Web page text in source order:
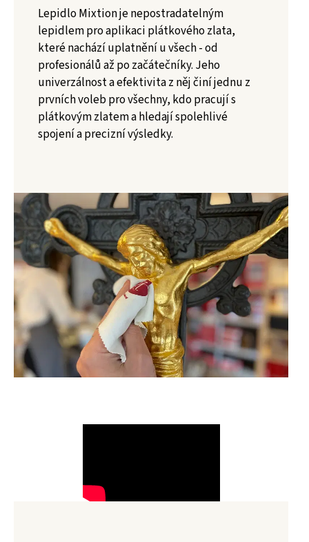
Lepidlo Mixtion je nepostradatelným
lepidlem pro aplikaci plátkového zlata,
které nachází uplatnění u všech - od
profesionálů až po začátečníky. Jeho
univerzálnost a efektivita z něj činí jednu z
prvních voleb pro všechny, kdo pracují s
plátkovým zlatem a hledají spolehlivé
spojení a precizní výsledky.